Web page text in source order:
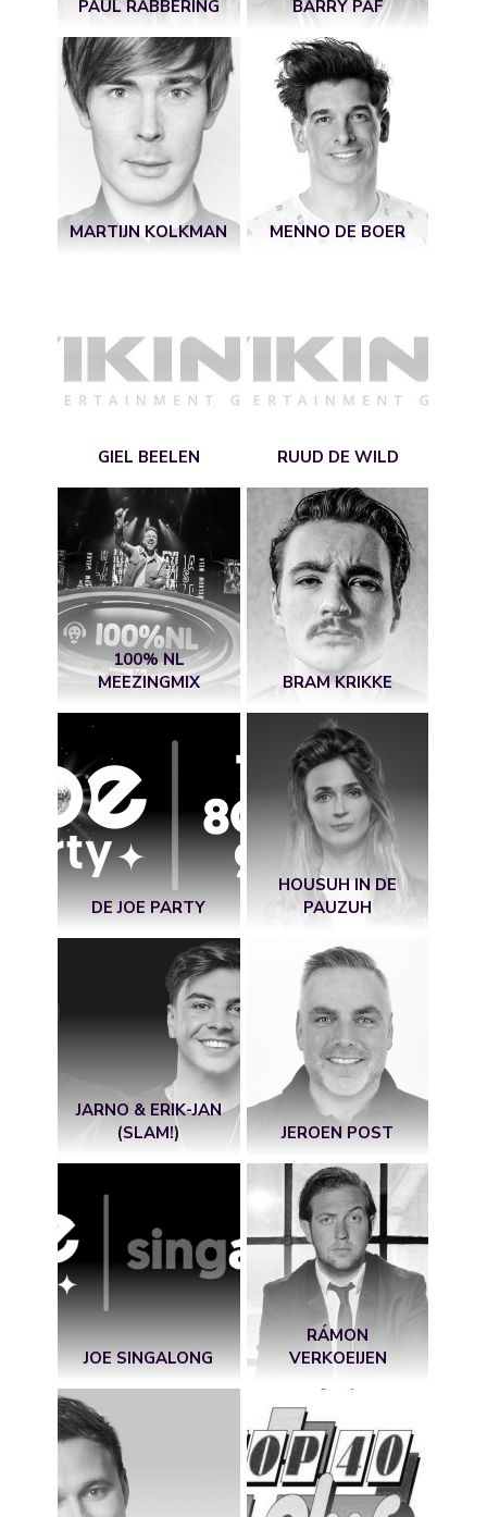
PAUL RABBERING BARRY PAF
MARTIJN KOLKMAN MENNO DE BOER
GIEL BEELEN RUUD DE WILD
100% NL
MEEZINGMIX
BRAM KRIKKE
DE JOE PARTY
HOUSUH IN DE
PAUZUH
JARNO & ERIK-JAN
(SLAM!)
JEROEN POST
JOE SINGALONG
RÁMON
VERKOEIJEN